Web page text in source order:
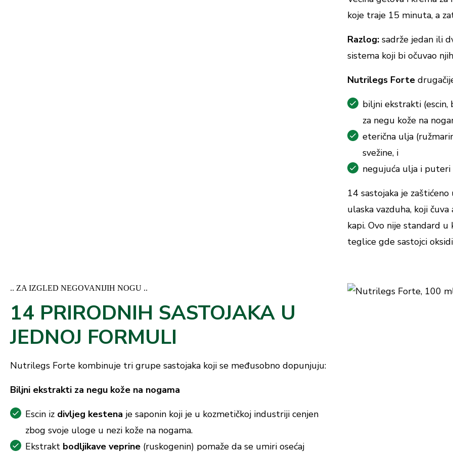
koje traje 15 minuta, a
Razlog: sadrže jedan ili
sistema koji bi očuvao
Nutrilegs Forte
biljni ekstrakti (escin,
za negu kože na
eterična ulja
svežine, i
negujuća ulja i puteri
14 sastojaka je
ulaska vazduha, koji
kapi. Ovo nije standard
teglice gde sastojci
.. ZA IZGLED NEGOVANIJIH NOGU ..
14 PRIRODNIH SASTOJAKA U
JEDNOJ FORMULI
Nutrilegs Forte kombinuje tri grupe sastojaka koji se međusobno dopunjuju:
Biljni ekstrakti za negu kože na nogama
Escin iz divljeg kestena je saponin koji je u kozmetičkoj industriji cenjen
zbog svoje uloge u nezi kože na nogama.
Ekstrakt bodljikave veprine (ruskogenin) pomaže da se umiri osećaj